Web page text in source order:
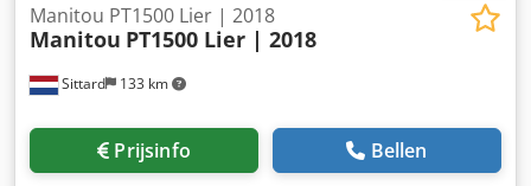
Sittard 133 km
Manitou PT1500 Lier | 2018
Manitou PT1500 Lier | 2018
Prijsinfo Bellen